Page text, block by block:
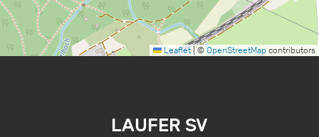
Leaflet |© OpenStreetMap contributors
LAUFER SV